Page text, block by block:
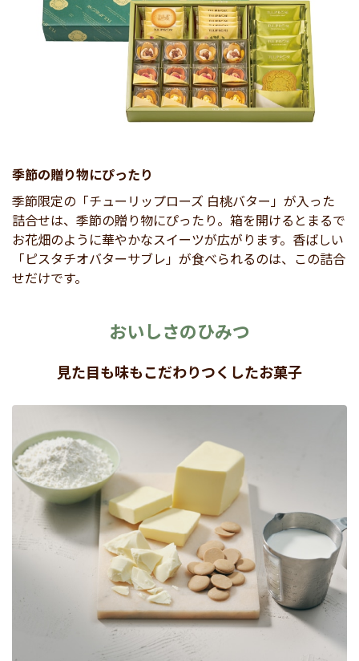
季節の贈り物にぴったり
季節限定の「チューリップローズ 白桃バター」が入った
詰合せは、季節の贈り物にぴったり。箱を開けるとまるで
お花畑のように華やかなスイーツが広がります。香ばしい
「ピスタチオバターサブレ」が食べられるのは、この詰合
せだけです。
おいしさのひみつ
見た目も味もこだわりつくしたお菓子